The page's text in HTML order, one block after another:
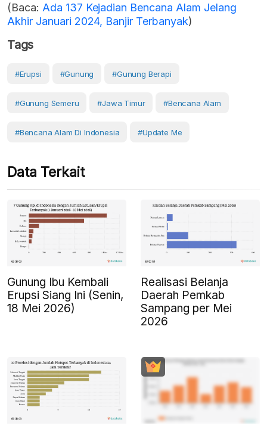
(Baca: Ada 137 Kejadian Bencana Alam Jelang
Akhir Januari 2024, Banjir Terbanyak)
Tags
#erupsi #Gunung #gunung Berapi
#Gunung Semeru #Jawa Timur #Bencana Alam
#Bencana Alam Di Indonesia #Update Me
Data Terkait
Gunung Ibu Kembali
Erupsi Siang Ini (Senin,
18 Mei 2026)
Realisasi Belanja
Daerah Pemkab
Sampang per Mei
2026